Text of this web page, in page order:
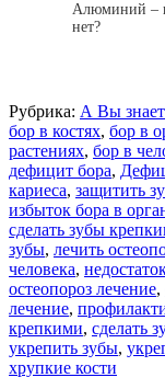
Алюминий –
нет?
Рубрика: А Вы
бор в костях, бор в
растениях, бор в
дефицит бора,
кариеса, защитить
избыток бора в
сделать зубы
зубы, лечить
человека,
остеопороз лечение,
лечение,
крепкими, сделать
укрепить зубы,
хрупкие кости